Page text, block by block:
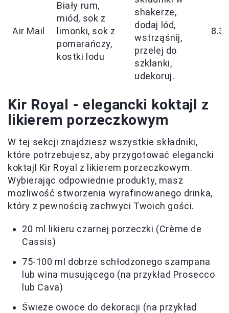
Air Mail
Biały rum,
miód, sok z
limonki, sok z
pomarańczy,
kostki lodu
shakerze,
dodaj lód,
wstrząśnij,
przelej do
szklanki,
udekoruj.
8.3
Kir Royal - elegancki koktajl z
likierem porzeczkowym
W tej sekcji znajdziesz wszystkie składniki,
które potrzebujesz, aby przygotować elegancki
koktajl Kir Royal z likierem porzeczkowym.
Wybierając odpowiednie produkty, masz
możliwość stworzenia wyrafinowanego drinka,
który z pewnością zachwyci Twoich gości.
20 ml likieru czarnej porzeczki (Crème de
Cassis)
75-100 ml dobrze schłodzonego szampana
lub wina musującego (na przykład Prosecco
lub Cava)
Świeże owoce do dekoracji (na przykład